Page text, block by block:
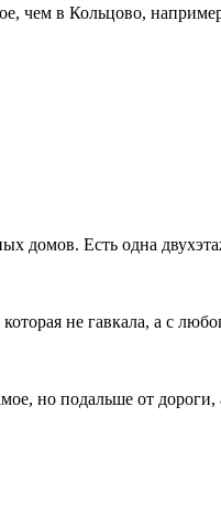
чем в Кольцово,
домов. Есть одна
не гавкала, а с
но подальше от